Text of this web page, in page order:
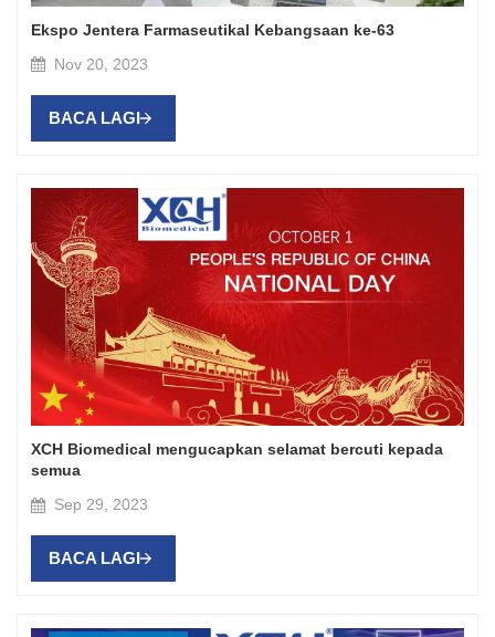
Ekspo Jentera Farmaseutikal Kebangsaan ke-63
Nov 20, 2023
BACA LAGI
XCH Biomedical mengucapkan selamat bercuti kepada
semua
Sep 29, 2023
BACA LAGI